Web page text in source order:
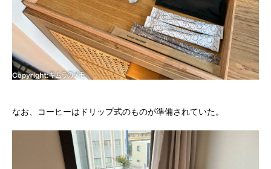
なお、コーヒーはドリップ式のものが準備されていた。